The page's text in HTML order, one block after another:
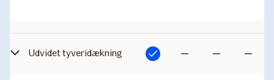
Udvidet tyveridækning
Inkluderet